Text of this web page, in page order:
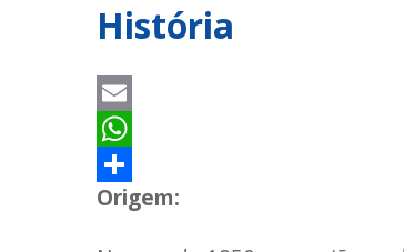
História
Email
WhatsApp
Share
Origem: